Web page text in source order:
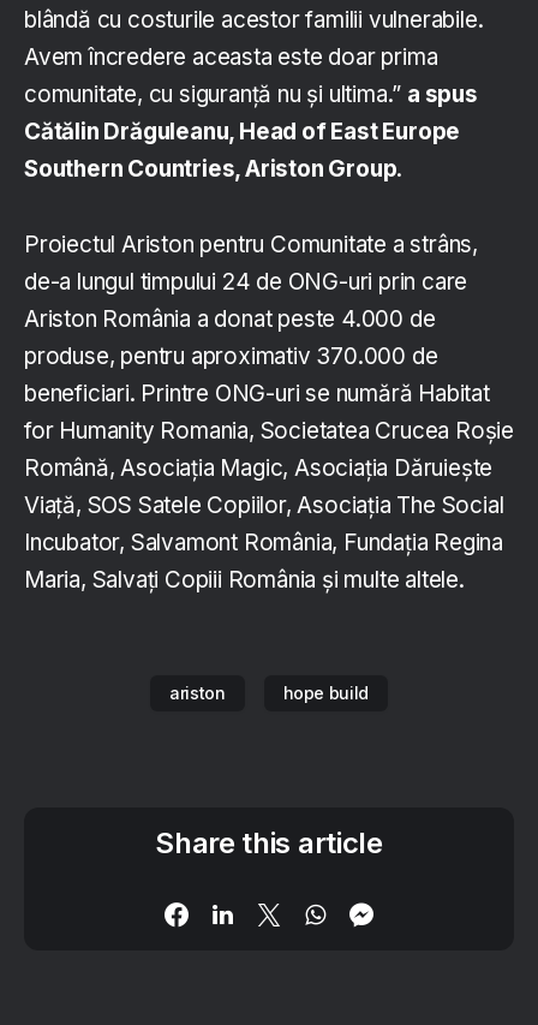
blândă cu costurile acestor familii vulnerabile.
Avem încredere aceasta este doar prima
comunitate, cu siguranță nu și ultima.” a spus
Cătălin Drăguleanu, Head of East Europe
Southern Countries, Ariston Group.
Proiectul Ariston pentru Comunitate a strâns,
de-a lungul timpului 24 de ONG-uri prin care
Ariston România a donat peste 4.000 de
produse, pentru aproximativ 370.000 de
beneficiari. Printre ONG-uri se numără Habitat
for Humanity Romania, Societatea Crucea Roșie
Română, Asociația Magic, Asociația Dăruiește
Viață, SOS Satele Copiilor, Asociația The Social
Incubator, Salvamont România, Fundația Regina
Maria, Salvați Copiii România și multe altele.
ariston hope build
Share this article